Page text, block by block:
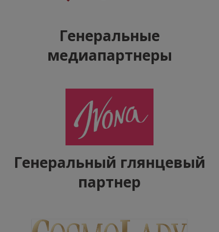
Генеральные
медиапартнеры
Генеральный глянцевый
партнер